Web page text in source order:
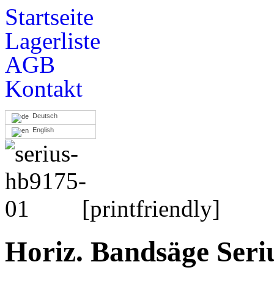
Startseite
Lagerliste
AGB
Kontakt
Deutsch
English
[printfriendly]
Horiz. Bandsäge